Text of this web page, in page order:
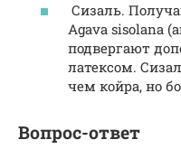
Сизаль.
Agava sisolana
подвергают
латексом.
чем койра, но
Вопрос-ответ